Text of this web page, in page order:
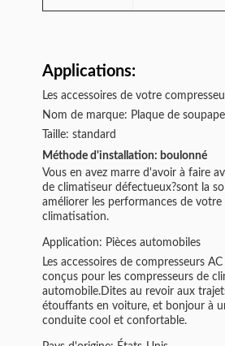
Applications:
Les accessoires de votre
Nom de marque: Plaque de soupape
Taille: standard
Méthode d'installation: boulonné
Vous en avez marre d'avoir à faire
de climatiseur défectueux?sont la
améliorer les performances de votre
climatisation.
Application: Pièces automobiles
Les accessoires de compresseurs
conçus pour les compresseurs de
automobile.Dites au revoir aux
étouffants en voiture, et bonjour à
conduite cool et confortable.